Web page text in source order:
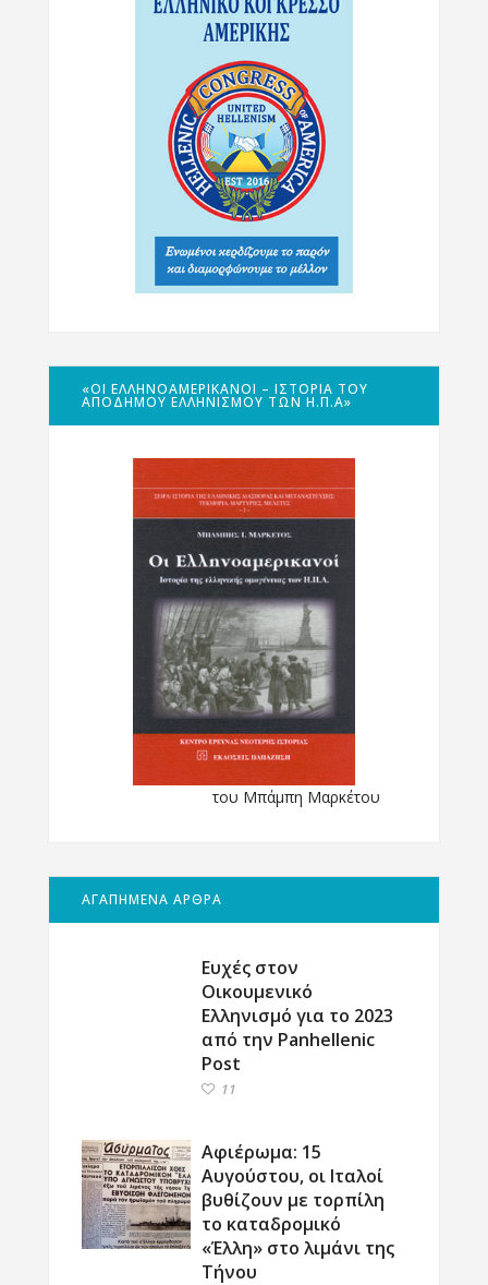
«ΟΙ ΕΛΛΗΝΟΑΜΕΡΙΚΑΝΟΊ – ΙΣΤΟΡΊΑ ΤΟΥ
ΑΠΌΔΗΜΟΥ ΕΛΛΗΝΙΣΜΟΎ ΤΩΝ Η.Π.Α»
του Μπάμπη Μαρκέτου
ΑΓΑΠΗΜΕΝΑ ΑΡΘΡΑ
Ευχές στον
Οικουμενικό
Ελληνισμό για το 2023
από την Panhellenic
Post
11
Αφιέρωμα: 15
Αυγούστου, οι Ιταλοί
βυθίζουν με τορπίλη
το καταδρομικό
«Έλλη» στο λιμάνι της
Τήνου